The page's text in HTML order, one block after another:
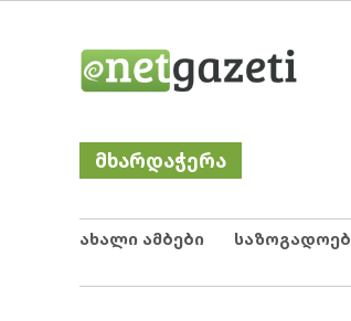
მხარდაჭერა
ახალი ამბები